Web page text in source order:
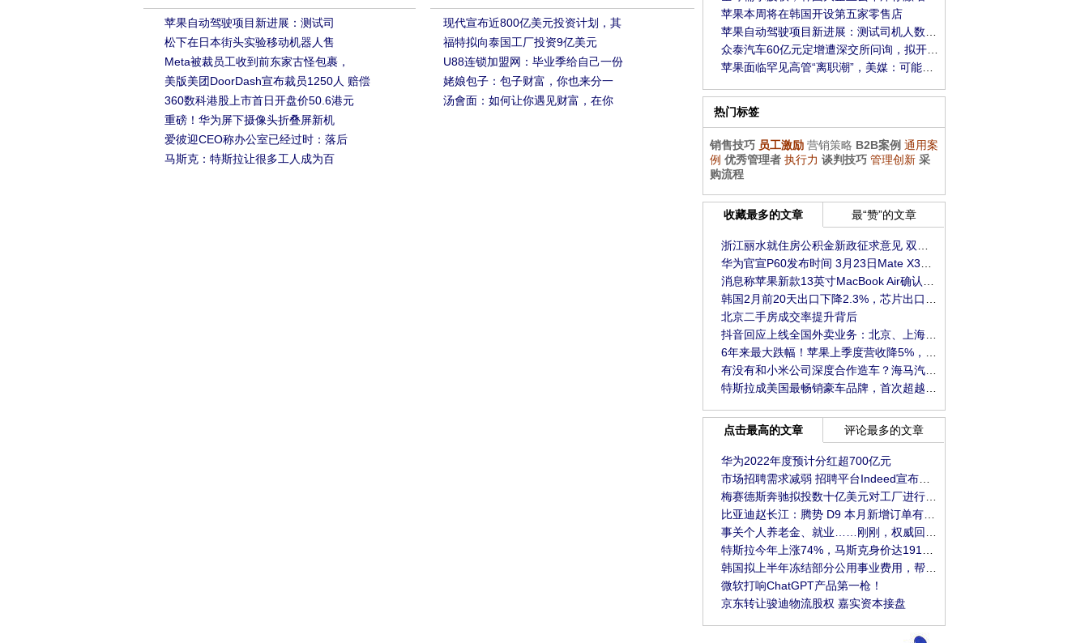
苹果自动驾驶项目新进展：测试司
松下在日本街头实验移动机器人售
Meta被裁员工收到前东家古怪包裹，
美版美团DoorDash宣布裁员1250人 赔偿
360数科港股上市首日开盘价50.6港元
重磅！华为屏下摄像头折叠屏新机
爱彼迎CEO称办公室已经过时：落后
马斯克：特斯拉让很多工人成为百
现代宣布近800亿美元投资计划，其
福特拟向泰国工厂投资9亿美元
U88连锁加盟网：毕业季给自己一份
姥娘包子：包子财富，你也来分一
汤會面：如何让你遇见财富，在你
苹果本周将在韩国开设第五家零售店
热门标签
销售技巧 员工激励 营销策略 B2B案例 通用案
例 优秀管理者 执行力 谈判技巧 管理创新 采
购流程
收藏最多的文章 最“赞”的文章
北京二手房成交率提升背后
点击最高的文章 评论最多的文章
华为2022年度预计分红超700亿元
微软打响ChatGPT产品第一枪！
京东转让骏迪物流股权 嘉实资本接盘